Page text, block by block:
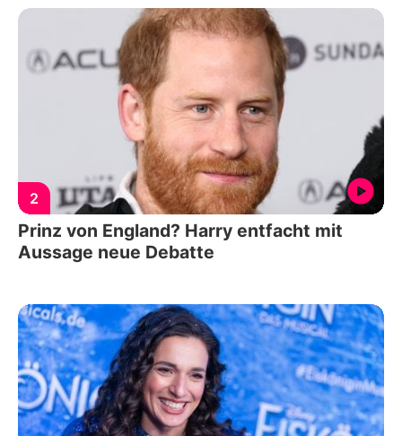
2
Prinz von England? Harry entfacht mit
Aussage neue Debatte